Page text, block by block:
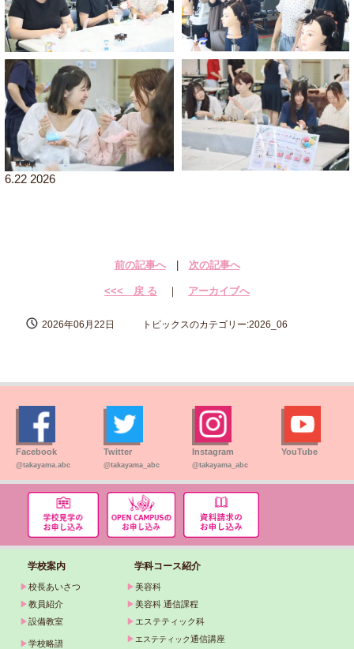
6.22 2026
前の記事へ| 次の記事へ
<<< 戻 る ｜ アーカイブへ
2026年06月22日 トピックスのカテゴリー:2026_06
Facebook
@takayama.abc
Twitter
@takayama_abc
Instagram
@takayama_abc
YouTube
学校案内 学科コース紹介
▶校長あいさつ ▶美容科
▶教員紹介 ▶美容科 通信課程
▶設備教室 ▶ エステティック科
▶学校略譜 ▶ エステティック通信講座